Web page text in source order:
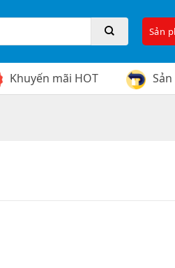
Sản
Khuyến mãi HOT